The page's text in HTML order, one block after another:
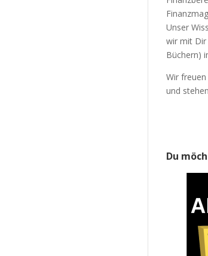
Unser
wir mit Dir
Büchern)
Wir
und
Du